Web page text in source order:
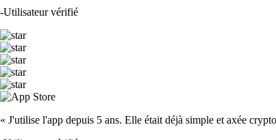
-Utilisateur vérifié
« J'utilise l'app depuis 5 ans. Elle était déjà simple et axée